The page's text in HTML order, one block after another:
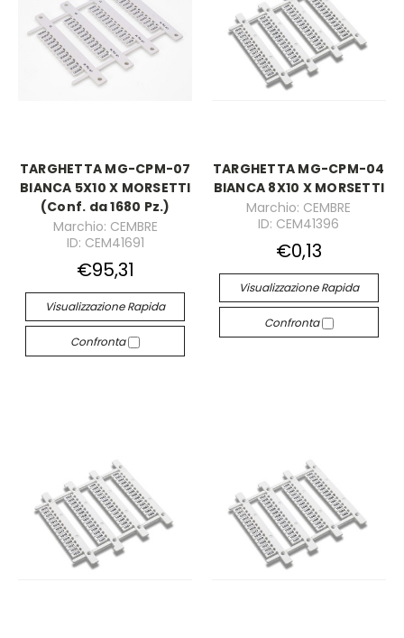
TARGHETTA MG-CPM-07
BIANCA 5X10 X MORSETTI
(Conf. da 1680 Pz.)
Marchio: CEMBRE
ID: CEM41691
€95,31
Visualizzazione Rapida
Confronta
TARGHETTA MG-CPM-04
BIANCA 8X10 X MORSETTI
Marchio: CEMBRE
ID: CEM41396
€0,13
Visualizzazione Rapida
Confronta